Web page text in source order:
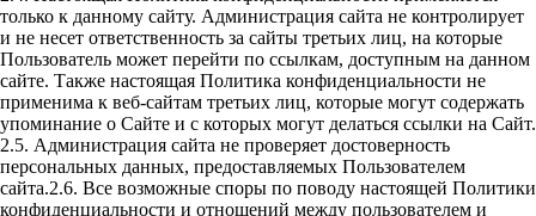
только к данному сайту. Администрация сайта не контролирует
и не несет ответственность за сайты третьих лиц, на которые
Пользователь может перейти по ссылкам, доступным на данном
сайте. Также настоящая Политика конфиденциальности не
применима к веб-сайтам третьих лиц, которые могут содержать
упоминание о Сайте и с которых могут делаться ссылки на Сайт.
2.5. Администрация сайта не проверяет достоверность
персональных данных, предоставляемых Пользователем
сайта.2.6. Все возможные споры по поводу настоящей Политики
конфиденциальности и отношений между пользователем и